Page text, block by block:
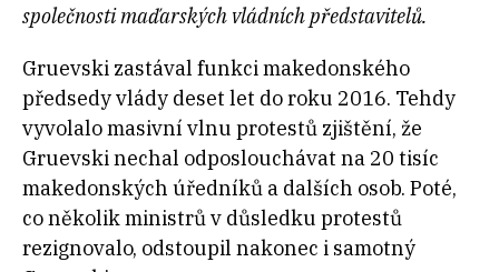
společnosti maďarských vládních představitelů.
Gruevski zastával funkci makedonského
předsedy vlády deset let do roku 2016. Tehdy
vyvolalo masivní vlnu protestů zjištění, že
Gruevski nechal odposlouchávat na 20 tisíc
makedonských úředníků a dalších osob. Poté,
co několik ministrů v důsledku protestů
rezignovalo, odstoupil nakonec i samotný